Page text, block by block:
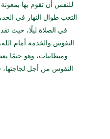
للنفس أن تقوم بها
التعب طوال النهار في
في الصلاة ليلًا، حيث
النفوس والخدمة أمام
وميطانيات، وهو حتمًا
النفوس من أجل لجاجتها،